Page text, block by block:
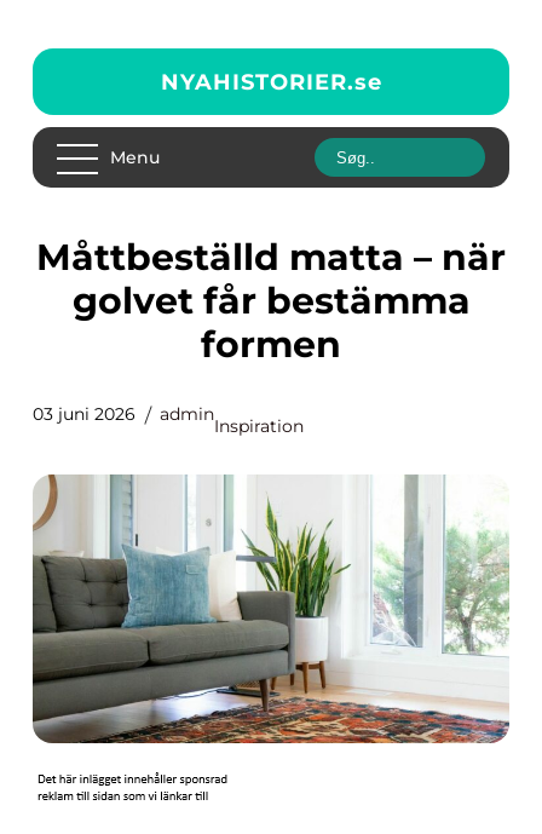
NYAHISTORIER.se
Menu
Måttbeställd matta – när
golvet får bestämma
formen
03 juni 2026 admin
Inspiration